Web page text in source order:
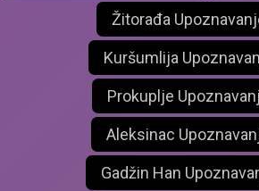
Žitorađa
Kuršumlija
Prokuplje
Aleksinac
Gadžin Han